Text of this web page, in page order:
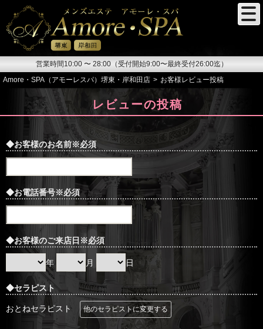
営業時間10:00 〜 28:00（受付開始9:00〜最終受付26:00迄）
Amore・SPA（アモーレスパ）堺東・岸和田店
お客様レビュー投稿
レビューの投稿
◆お客様のお名前※必須
◆お電話番号※必須
◆お客様のご来店日 ※必須
年 月 日
◆セラピスト
おとねセラピスト 他のセラピストに変更する